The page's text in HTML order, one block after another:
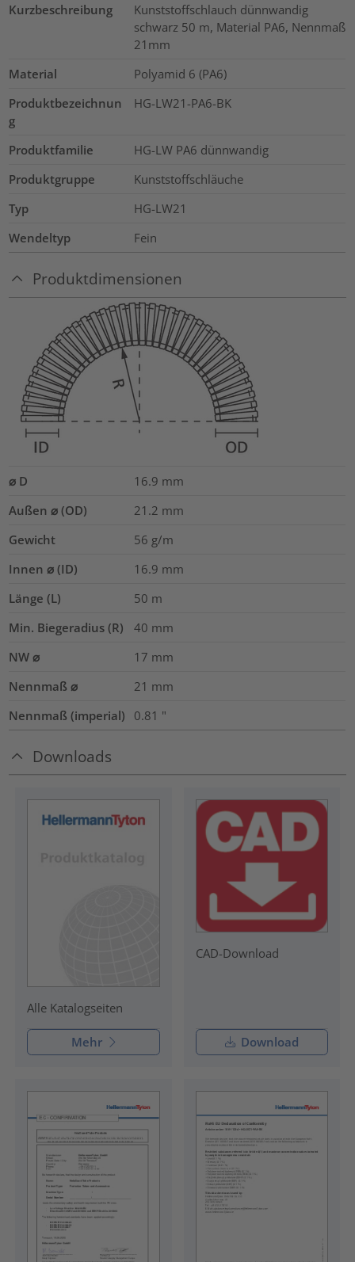
Kurzbeschreibung
Kunststoffschlauch dünnwandig
schwarz 50 m, Material PA6, Nennmaß
21mm
Material
Polyamid 6 (PA6)
Produktbezeichnun
g
HG-LW21-PA6-BK
Produktfamilie
HG-LW PA6 dünnwandig
Produktgruppe
Kunststoffschläuche
Typ
HG-LW21
Wendeltyp
Fein
Produktdimensionen
⌀ D 16.9 mm
Außen ⌀ (OD)
21.2 mm
Gewicht
56 g/m
Innen ⌀ (ID)
16.9 mm
Länge (L)
50 m
Min. Biegeradius (R)
40 mm
NW ⌀
17 mm
Nennmaß ⌀
21 mm
Nennmaß (imperial)
0.81 "
Downloads
Alle Katalogseiten
Mehr
CAD-Download
Download